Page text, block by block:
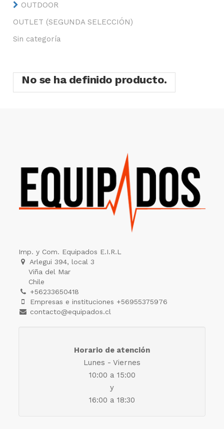
OUTDOOR
OUTLET (SEGUNDA SELECCIÓN)
Sin categoría
No se ha definido producto.
Imp. y Com. Equipados E.I.R.L
Arlegui 394, local 3
Viña del Mar
Chile
+56233650418
Empresas e instituciones +56955375976
contacto@equipados.cl
Horario de atención
Lunes - Viernes
10:00 a 15:00
y
16:00 a 18:30